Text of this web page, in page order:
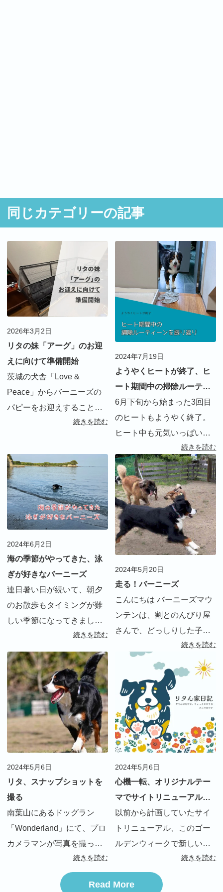
同じカテゴリーの記事
2026年3月2日
リタの妹「アーグ」のお迎
えに向けて準備開始
茨城の犬舎「Love &
Peace」からバーニーズの
パピーをお迎えすることが
決まりました。3歳半になる
お迎え準備を開始しまし
た。 ※お迎えの時の様子は
インスタグラムをご覧くだ
さい。 サー […]
続きを読む
2024年7月19日
ようやくヒートが終了、ヒ
ート期間中の掃除ルーティ
ーンを振り返り
6月下旬から始まった3回目
のヒートもようやく終了。
ヒート中も元気いっぱい
で、飛び散った血の掃除が
大変！我が家の掃除ルーテ
ィーンを紹介します。
続きを読む
2024年6月2日
海の季節がやってきた、泳
ぎが好きなバーニーズ
連日暑い日が続いて、朝夕
のお散歩もタイミングが難
しい季節になってきまし
た。しかし、リタにとって
は大好きな泳ぎの季節。今
年も早速始まりました。 積
極的に海に入るバーニーズ
はめずらしいのか、「泳ぐ
の？バーニーズでしょ？」
って […]
続きを読む
2024年5月20日
走る！バーニーズ
こんにちは バーニーズマウ
ンテンは、割とのんびり屋
さんで、どっしりした子が
多いです 遊ぶにも走り回る
イメージはあまりない犬種
なのですが、リタは周りの
方に「こんなに動くバーニ
ーズ初めて見た」とよく言
われます 最初の頃はまだ
[…]
続きを読む
2024年5月6日
リタ、スナップショットを
撮る
南葉山にあるドッグラン
「Wonderland」にて、プロ
カメラマンが写真を撮って
くれるオプション？が始ま
り、早速撮って貰いました
料金は３千円でおつりがく
続きを読む
2024年5月6日
心機一転、オリジナルテー
マでサイトリニューアルし
ました！
以前から計画していたサイ
トリニューアル、このゴー
ルデンウィークで新しいテ
ーマに切り替えました。 ・
旧テーマ：有料テーマ
AFFINGER ・新テーマ：ス
続きを読む
Read More